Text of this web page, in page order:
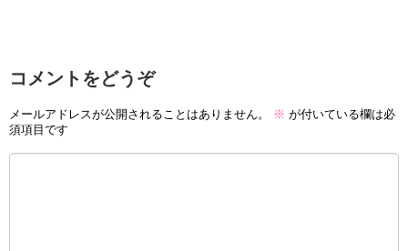
コメントをどうぞ
メールアドレスが公開されることはありません。 ※ が付いている欄は必
須項目です